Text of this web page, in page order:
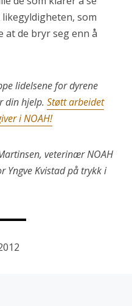
som
at de bryr seg enn å
lidelsene for dyrene
din hjelp. Støtt arbeidet
i NOAH!
veterinær NOAH
Yngve Kvistad på trykk i